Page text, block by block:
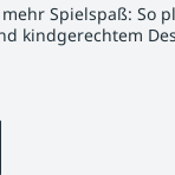
Spielspaß: So
kindgerechtem